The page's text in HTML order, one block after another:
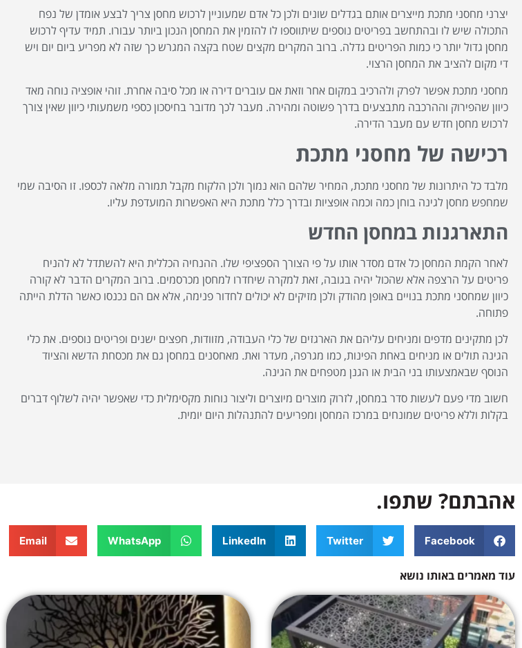
יצרני מחסני מתכת מייצרים אותם בגדלים שונים ולכן כל אדם שמעוניין לרכוש מחסן צריך לבצע אומדן של נפח
התכולה שיש לו ובהתחשב בפריטים נוספים שיתווספו לו להזמין את המחסן הנכון ביותר עבורו. תמיד עדיף לרכוש
מחסן גדול יותר כי כמות הפריטים גדלה. ברוב המקרים מקצים שטח בקצה המגרש כך שזה לא מפריע ביום יום ויש
די מקום להציב את המחסן הרצוי.
מחסני מתכת אפשר לפרק ולהרכיב במקום אחר וזאת אם עוברים דירה או מכל סיבה אחרת. זוהי אופציה נוחה מאד
כיוון שהפירוק וההרכבה מתבצעים בדרך פשוטה ומהירה. מעבר לכך מדובר בחיסכון כספי משמעותי כיוון שאין צורך
לרכוש מחסן חדש עם מעבר הדירה.
רכישה של מחסני מתכת
מלבד כל היתרונות של מחסני מתכת, המחיר שלהם הוא נמוך ולכן הלקוח מקבל תמורה מלאה לכספו. זו הסיבה שמי
שמחפש מחסן לגינה בוחן כמה וכמה אופציות ובדרך כלל מתכת היא האפשרות המועדפת עליו.
התארגנות במחסן החדש
לאחר הקמת המחסן כל אדם מסדר אותו על פי הצורך הספציפי שלו. ההנחיה הכללית היא להשתדל לא להניח
פריטים על הרצפה אלא שהכול יהיה בגובה, זאת למקרה שיחדרו למחסן מכרסמים. ברוב המקרים הדבר לא קורה
כיוון שמחסני מתכת בנויים באופן מהודק ולכן מזיקים לא יכולים לחדור פנימה, אלא אם הם נכנסו כאשר הדלת הייתה
פתוחה.
לכן מתקינים מדפים ומניחים עליהם את הארגזים של כלי העבודה, מזוודות, חפצים ישנים ופריטים נוספים. את כלי
הגינה תולים או מניחים באחת הפינות, כמו מגרפה, מעדר ואת. מאחסנים במחסן גם את מכסחת הדשא והציוד
הנוסף שבאמצעותו בני הבית או הגנן מטפחים את הגינה.
חשוב מדי פעם לעשות סדר במחסן, לזרוק מוצרים מיוצרים וליצור נוחות מקסימלית כדי שאפשר יהיה לשלוף דברים
בקלות וללא פריטים שמונחים במרכז המחסן ומפריעים להתנהלות היום יומית.
אהבתם? שתפו.
Facebook
Twitter
LinkedIn
WhatsApp
Email
עוד מאמרים באותו נושא